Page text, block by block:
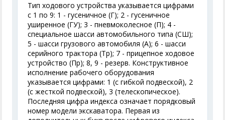
Тип ходового устройства указывается цифрами
с 1 по 9: 1 - гусеничное (Г); 2 - гусеничное
уширенное (ГУ); 3 - пневмоколесное (П); 4 -
специальное шасси автомобильного типа (СШ);
5 - шасси грузового автомобиля (А); 6 - шасси
серийного трактора (Тр); 7 - прицепное ходовое
устройство (Пр); 8, 9 - резерв. Конструктивное
исполнение рабочего оборудования
указывается цифрами: 1 (с гибкой подвеской), 2
(с жесткой подвеской), 3 (телескопическое).
Последняя цифра индекса означает порядковый
номер модели экскаватора. Первая из